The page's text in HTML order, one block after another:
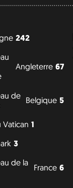
242
Angleterre 67
Belgique 5
Vatican 1
3
France 6